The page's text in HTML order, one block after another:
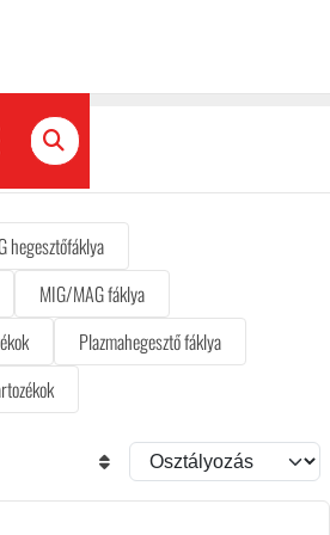
hegesztőfáklya
MIG/MAG fáklya
Plazmahegesztő fáklya